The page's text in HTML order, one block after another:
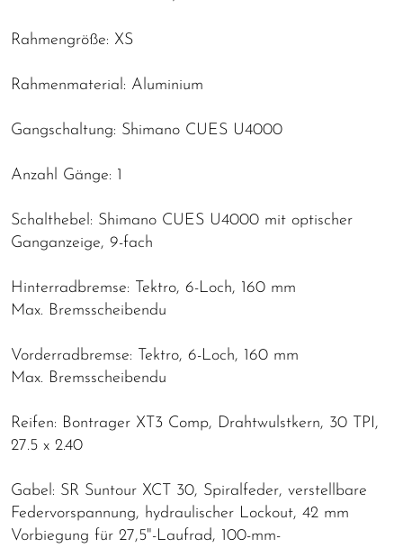
Rahmengröße: XS
Rahmenmaterial: Aluminium
Gangschaltung: Shimano CUES U4000
Anzahl Gänge: 1
Schalthebel: Shimano CUES U4000 mit optischer
Ganganzeige, 9-fach
Hinterradbremse: Tektro, 6-Loch, 160 mm
Max. Bremsscheibendu
Vorderradbremse: Tektro, 6-Loch, 160 mm
Max. Bremsscheibendu
Reifen: Bontrager XT3 Comp, Drahtwulstkern, 30 TPI,
27.5 x 2.40
Gabel: SR Suntour XCT 30, Spiralfeder, verstellbare
Federvorspannung, hydraulischer Lockout, 42 mm
Vorbiegung für 27,5"-Laufrad, 100-mm-